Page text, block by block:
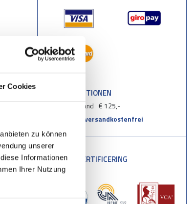
Cookies
zu können
unserer
Informationen
Ihrer Nutzung
VERSANDOPTIONEN
Deutschland € 125,-
versandkostenfrei
VCA-TUV CERTIFICERING